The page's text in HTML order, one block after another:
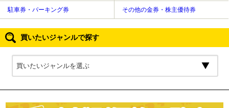
駐車券・パーキング券 その他の金券・株主優待券
買いたいジャンルで探す